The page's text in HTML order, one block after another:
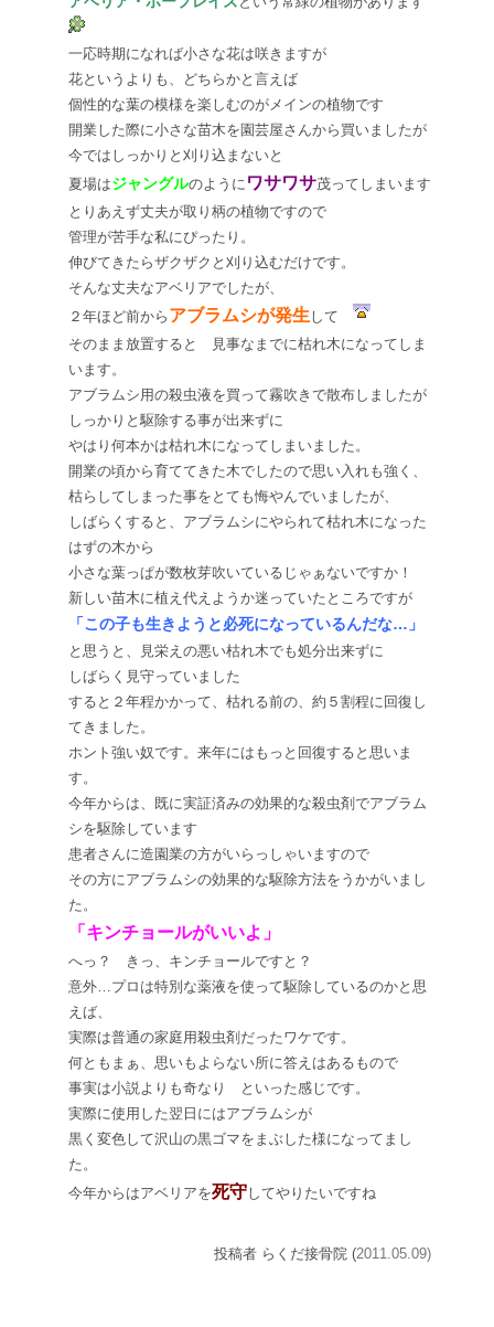
一応時期になれば小さな花は咲きますが
花というよりも、どちらかと言えば
個性的な葉の模様を楽しむのがメインの植物です
開業した際に小さな苗木を園芸屋さんから買いましたが
今ではしっかりと刈り込まないと
夏場はジャングルのように ワサワサ茂ってしまいます
とりあえず丈夫が取り柄の植物ですので
管理が苦手な私にぴったり。
伸びてきたらザクザクと刈り込むだけです。
そんな丈夫なアベリアでしたが、
２年ほど前から アブラムシが発生 して
そのまま放置すると 見事なまでに枯れ木になってしま
います。
アブラムシ用の殺虫液を買って霧吹きで散布しましたが
しっかりと駆除する事が出来ずに
やはり何本かは枯れ木になってしまいました。
開業の頃から育ててきた木でしたので思い入れも強く、
枯らしてしまった事をとても悔やんでいましたが、
しばらくすると、アブラムシにやられて枯れ木になった
はずの木から
小さな葉っぱが数枚芽吹いているじゃぁないですか！
新しい苗木に植え代えようか迷っていたところですが
「この子も生きようと必死になっているんだな…」
と思うと、見栄えの悪い枯れ木でも処分出来ずに
しばらく見守っていました
すると２年程かかって、枯れる前の、約５割程に回復し
てきました。
ホント強い奴です。来年にはもっと回復すると思いま
す。
今年からは、既に実証済みの効果的な殺虫剤でアブラム
シを駆除しています
患者さんに造園業の方がいらっしゃいますので
その方にアブラムシの効果的な駆除方法をうかがいまし
た。
「キンチョールがいいよ」
へっ？ きっ、キンチョールですと？
意外…プロは特別な薬液を使って駆除しているのかと思
えば、
実際は普通の家庭用殺虫剤だったワケです。
何ともまぁ、思いもよらない所に答えはあるもので
事実は小説よりも奇なり といった感じです。
実際に使用した翌日にはアブラムシが
黒く変色して沢山の黒ゴマをまぶした様になってまし
た。
今年からはアベリアを死守してやりたいですね
投稿者 らくだ接骨院 (2011.05.09)